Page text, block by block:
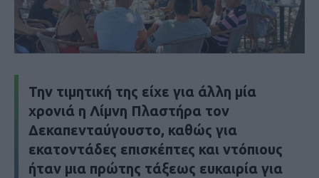
Την τιμητική της είχε για άλλη μία
χρονιά η Λίμνη Πλαστήρα τον
Δεκαπενταύγουστο, καθώς για
εκατοντάδες επισκέπτες και ντόπιους
ήταν μια πρώτης τάξεως ευκαιρία για